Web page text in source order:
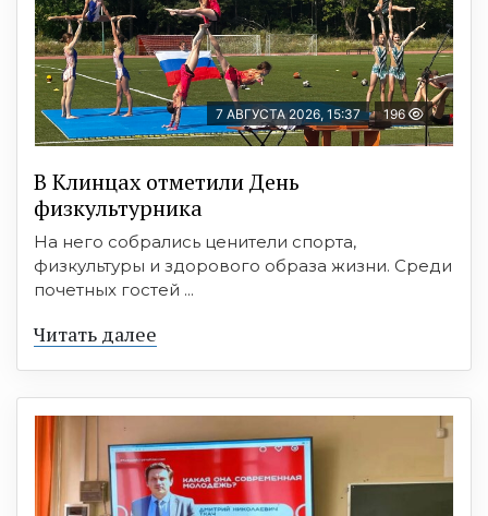
7 АВГУСТА 2026, 15:37 196
В Клинцах отметили День
физкультурника
На него собрались ценители спорта,
физкультуры и здорового образа жизни. Среди
почетных гостей ...
Читать далее